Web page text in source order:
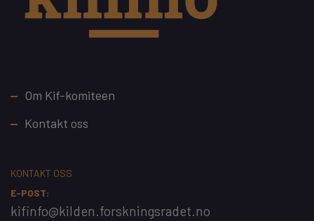
Footer
Om Kif-komiteen
Kontakt oss
KONTAKT OSS
E-POST:
kifinfo@kilden.forskningsradet.no